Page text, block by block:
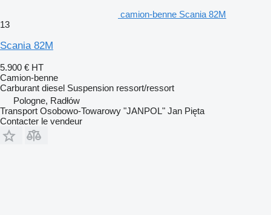
camion-benne Scania 82M
13
Scania 82M
5.900 € HT
Camion-benne
Carburant diesel Suspension ressort/ressort
Pologne, Radłów
Transport Osobowo-Towarowy "JANPOL" Jan Pięta
Contacter le vendeur